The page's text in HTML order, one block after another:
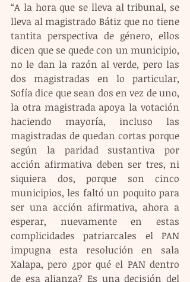
“A la hora que se lleva al tribunal, se
lleva al magistrado Bátiz que no tiene
tantita perspectiva de género, ellos
dicen que se quede con un municipio,
no le dan la razón al verde, pero las
dos magistradas en lo particular,
Sofía dice que sean dos en vez de uno,
la otra magistrada apoya la votación
haciendo mayoría, incluso las
magistradas de quedan cortas porque
según la paridad sustantiva por
acción afirmativa deben ser tres, ni
siquiera dos, porque son cinco
municipios, les faltó un poquito para
ser una acción afirmativa, ahora a
esperar, nuevamente en estas
complicidades patriarcales el PAN
impugna esta resolución en sala
Xalapa, pero ¿por qué el PAN dentro
de esa alianza? Es una decisión del